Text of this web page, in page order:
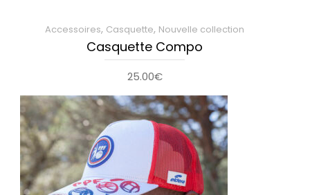
Accessoires, Casquette, Nouvelle collection
Casquette Compo
25.00€